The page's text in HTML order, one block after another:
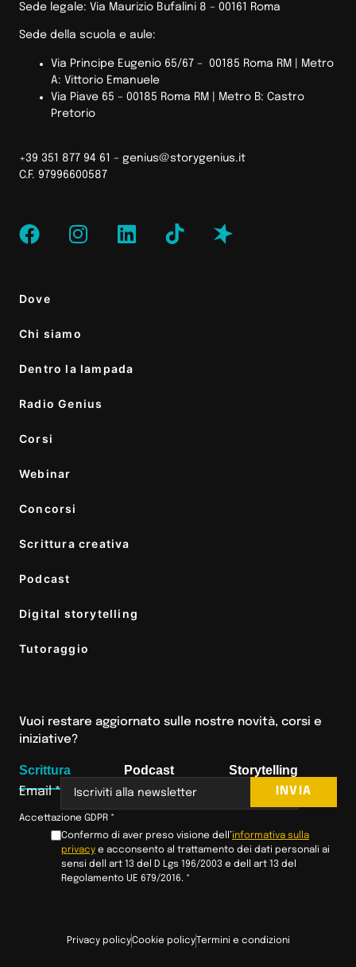
Sede legale: Via Maurizio Bufalini 8 – 00161 Roma
Sede della scuola e aule:
Via Principe Eugenio 65/67 – 00185 Roma RM |
Metro
A: Vittorio Emanuele
Via Piave 65 – 00185 Roma RM | Metro B: Castro
Pretorio
+39 351 877 94 61 – genius@storygenius.it
C.F. 97996600587
Dove
Chi siamo
Dentro la lampada
Radio Genius
Corsi
Webinar
Concorsi
Scrittura creativa
Podcast
Digital storytelling
Tutoraggio
Vuoi restare aggiornato sulle nostre novità, corsi e
iniziative?
Scrittura
Email*
Accettazione GDPR *
Confermo di aver preso visione dell’informativa sulla
privacy e acconsento al trattamento dei dati personali ai
sensi dell art 13 del D Lgs 196/2003 e dell art 13 del
Regolamento UE 679/2016. *
INVIA
Podcast Storytelling
Privacy policyCookie policy Termini e condizioni